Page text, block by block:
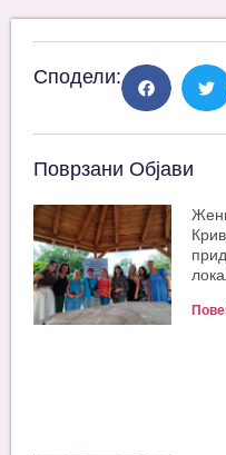
Сподели:
Поврзани Објави